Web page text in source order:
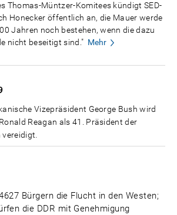
Thomas-Müntzer-Komitees kündigt SED-
Honecker öffentlich an, die Mauer werde
Jahren noch bestehen, wenn die dazu
nicht beseitigt sind." Mehr
Vizepräsident George Bush wird
Reagan als 41. Präsident der
Bürgern die Flucht in den Westen;
die DDR mit Genehmigung